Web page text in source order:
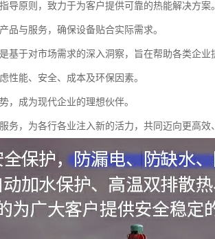
导原则，致力于为客户提供可靠的热能解决方案
品与服务，确保设备贴合实际需求。
基于对市场需求的深入洞察，旨在帮助各类企
性能、安全、成本及环保因素。
，成为现代企业的理想伙伴。
务，为各行各业注入新的活力，共同迈向更高效